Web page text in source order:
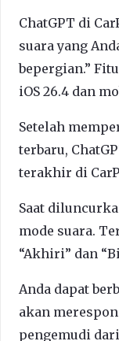
ChatGPT di
suara yang
bepergian.”
iOS 26.4 dan
Setelah
terbaru,
terakhir di
Saat
mode suara.
“Akhiri” dan
Anda dapat
akan
pengemudi